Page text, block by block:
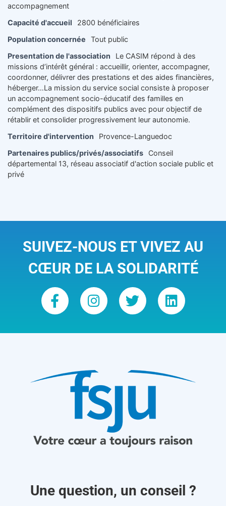
accompagnement
Capacité d'accueil
2800 bénéficiaires
Population concernée
Tout public
Presentation de l'association
Le CASIM répond à des
missions d’intérêt général : accueillir, orienter, accompagner,
coordonner, délivrer des prestations et des aides financières,
héberger…La mission du service social consiste à proposer
un accompagnement socio-éducatif des familles en
complément des dispositifs publics avec pour objectif de
rétablir et consolider progressivement leur autonomie.
Territoire d'intervention
Provence-Languedoc
Partenaires publics/privés/associatifs
Conseil
départemental 13, réseau associatif d'action sociale public et
privé
SUIVEZ-NOUS ET VIVEZ AU
CŒUR DE LA SOLIDARITÉ
Une question, un conseil ?